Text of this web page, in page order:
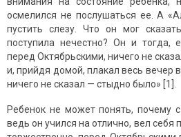
осмелился не послушаться ее. А
пустить слезу. Что он мог
поступила нечестно? Он и тогда,
перед Октябрьскими, ничего не
и, прийдя домой, плакал весь вечер
ничего не сказал — стыдно было» [1].
Ребенок не может понять, почему
ведь он учился на отлично, вел себя